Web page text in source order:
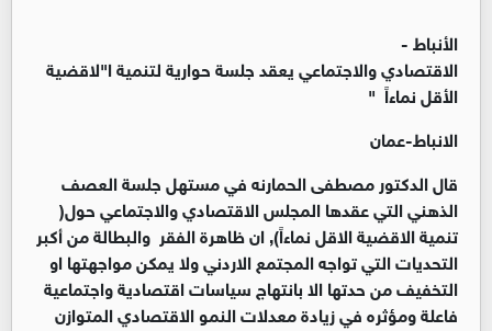
الأنباط -
الاقتصادي والاجتماعي يعقد جلسة حوارية لتنمية ا"لاقضية
الأقل نماءاً "
الانباط-عمان
قال الدكتور مصطفى الحمارنه في مستهل جلسة العصف
الذهني التي عقدها المجلس الاقتصادي والاجتماعي حول(
تنمية الاقضية الاقل نماءاً), ان ظاهرة الفقر والبطالة من أكبر
التحديات التي تواجه المجتمع الاردني ولا يمكن مواجهتها او
التخفيف من حدتها الا بانتهاج سياسات اقتصادية واجتماعية
فاعلة ومؤثره في زيادة معدلات النمو الاقتصادي المتوازن